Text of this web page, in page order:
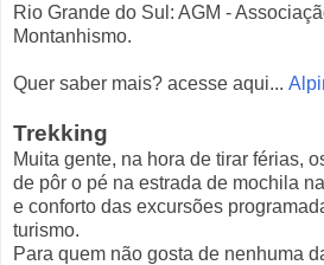
Rio Grande do Sul: AGM -
Montanhismo.
Quer saber mais? acesse aqui...
Trekking
Muita gente, na hora de tirar férias,
de pôr o pé na estrada de mochila
e conforto das excursões
turismo.
Para quem não gosta de nenhuma